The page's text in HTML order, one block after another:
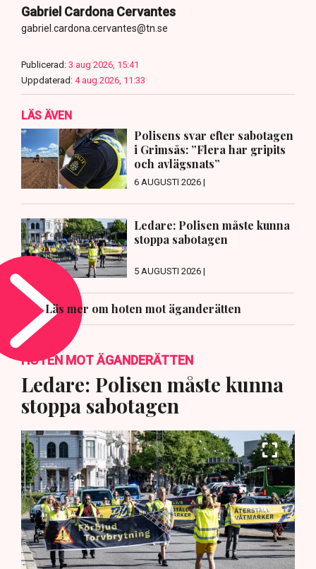
Gabriel Cardona Cervantes
gabriel.cardona.cervantes@tn.se
Publicerad: 3 aug 2026, 15:41
Uppdaterad: 4 aug 2026, 11:33
LÄS ÄVEN
Polisens svar efter sabotagen
i Grimsås: ”Flera har gripits
och avlägsnats”
6 AUGUSTI 2026 |
Ledare: Polisen måste kunna
stoppa sabotagen
5 AUGUSTI 2026 |
Läs mer om hoten mot äganderätten
HOTEN MOT ÄGANDERÄTTEN
Ledare: Polisen måste kunna
stoppa sabotagen